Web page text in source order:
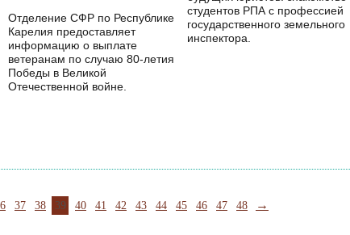
Отделение СФР по Республике
Карелия предоставляет
информацию о выплате
ветеранам по случаю 80-летия
Победы в Великой
Отечественной войне.
студентов РПА с профессией
государственного земельного
инспектора.
37 38 39 40 41 42 43 44 45 46 47 48 →